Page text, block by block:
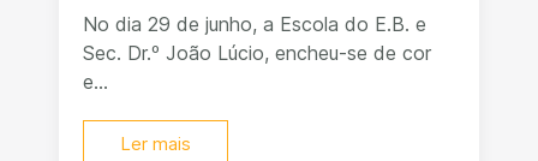
No dia 29 de junho, a Escola do E.B. e
Sec. Dr.º João Lúcio, encheu-se de cor
e...
Ler mais